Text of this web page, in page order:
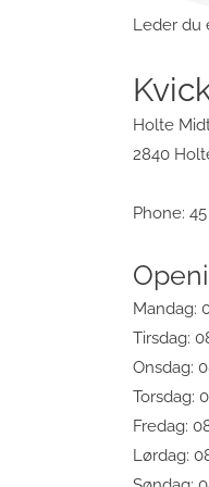
Leder du
Holte
2840
Phone:
Mandag:
Tirsdag:
Onsdag:
Torsdag:
Fredag:
Lørdag: